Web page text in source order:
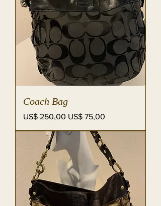
Coach Bag
Preço normal
US$ 250,00 Preço promocional
US$ 75,00